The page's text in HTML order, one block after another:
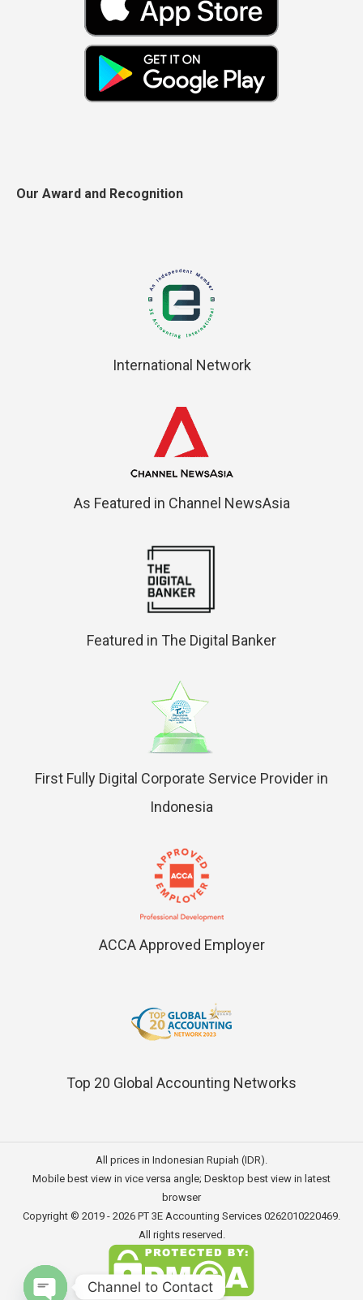
Our Award and Recognition
International Network
As Featured in Channel NewsAsia
Featured in The Digital Banker
First Fully Digital Corporate Service Provider in
Indonesia
ACCA Approved Employer
Top 20 Global Accounting Networks
All prices in Indonesian Rupiah (IDR).
Mobile best view in vice versa angle; Desktop best view in latest
browser
Copyright © 2019 - 2026 PT 3E Accounting Services 0262010220469.
All rights reserved.
Channel to Contact